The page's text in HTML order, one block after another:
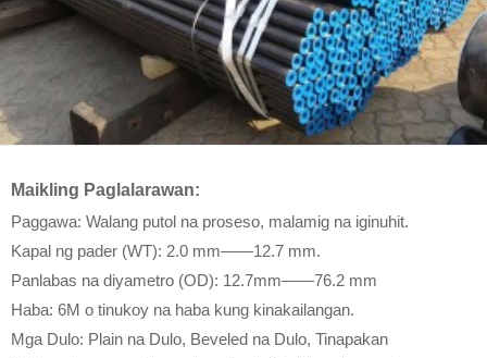
Maikling Paglalarawan:
Paggawa: Walang putol na proseso, malamig na iginuhit.
Kapal ng pader (WT): 2.0 mm——12.7 mm.
Panlabas na diyametro (OD): 12.7mm——76.2 mm
Haba: 6M o tinukoy na haba kung kinakailangan.
Mga Dulo: Plain na Dulo, Beveled na Dulo, Tinapakan